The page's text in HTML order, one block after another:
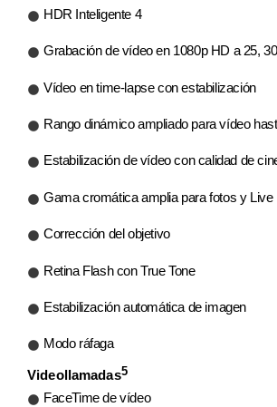
HDR Inteligente 4
Grabación de vídeo en 1080p HD a 25,
Vídeo en time‑lapse con estabilización
Rango dinámico ampliado para vídeo
Estabilización de vídeo con calidad de
Gama cromática amplia para fotos y Live
Corrección del objetivo
Retina Flash con True Tone
Estabilización automática de imagen
Modo ráfaga
Videollamadas5
FaceTime de vídeo